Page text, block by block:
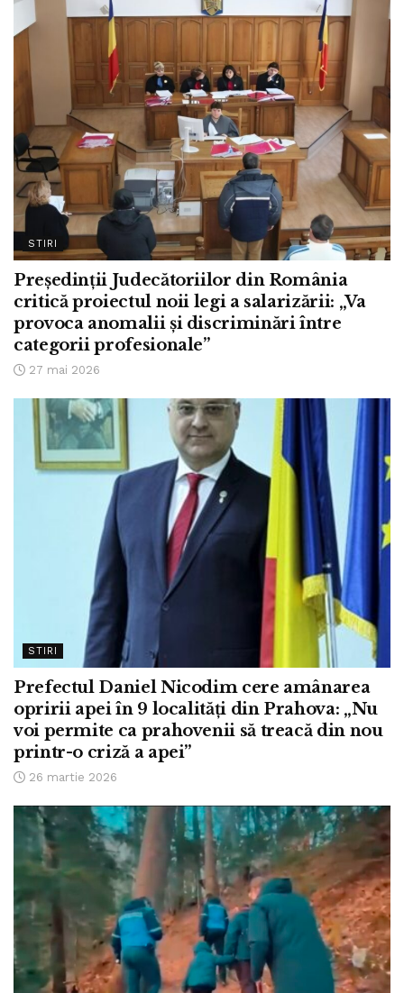
STIRI
Președinții Judecătoriilor din România
critică proiectul noii legi a salarizării: „Va
provoca anomalii și discriminări între
categorii profesionale”
27 mai 2026
STIRI
Prefectul Daniel Nicodim cere amânarea
opririi apei în 9 localități din Prahova: „Nu
voi permite ca prahovenii să treacă din nou
printr-o criză a apei”
26 martie 2026